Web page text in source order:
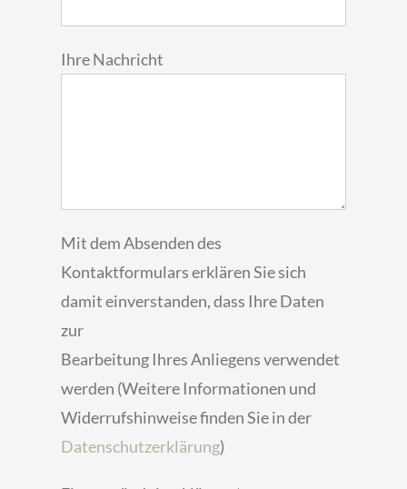
Ihre Nachricht
Mit dem Absenden des
Kontaktformulars erklären Sie sich
damit einverstanden, dass Ihre Daten
zur
Bearbeitung Ihres Anliegens verwendet
werden (Weitere Informationen und
Widerrufshinweise finden Sie in der
Datenschutzerklärung)